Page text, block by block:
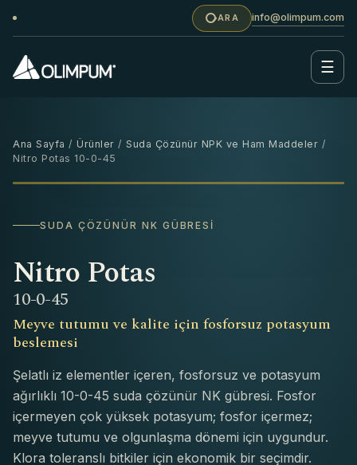
ARA info@olimpum.com
☰
Ana Sayfa / Ürünler / Suda Çözünür NPK ve Ham Maddeler /
Nitro Potas 10-0-45
‹ ›
25 KG
SUDA ÇÖZÜNÜR NK GÜBRESI
Nitro Potas
10-0-45
Meyve tutumu ve kalite için fosforsuz potasyum
beslemesi
Şelatlı iz elementler içeren, fosforsuz ve potasyum
ağırlıklı 10-0-45 suda çözünür NK gübresi. Fosfor
içermeyen çok yüksek potasyum; fosfor içermez;
meyve tutumu ve olgunlaşma dönemi için uygundur.
Klora toleranslı bitkiler için ekonomik bir seçimdir.